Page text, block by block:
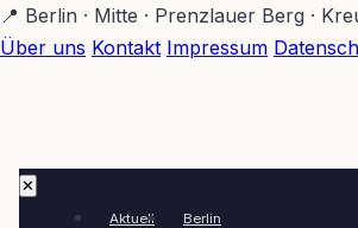
Zum
Hauptinhalt
📍 Berlin · Mitte · Prenzlauer Berg ·
Über uns Kontakt Impressum
✕
Aktuell Berlin